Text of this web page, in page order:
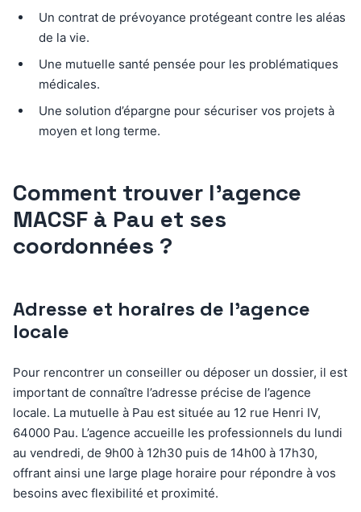
Un contrat de prévoyance protégeant contre les aléas
de la vie.
Une mutuelle santé pensée pour les problématiques
médicales.
Une solution d’épargne pour sécuriser vos projets à
moyen et long terme.
Comment trouver l’agence
MACSF à Pau et ses
coordonnées ?
Adresse et horaires de l’agence
locale
Pour rencontrer un conseiller ou déposer un dossier, il est
important de connaître l’adresse précise de l’agence
locale. La mutuelle à Pau est située au 12 rue Henri IV,
64000 Pau. L’agence accueille les professionnels du lundi
au vendredi, de 9h00 à 12h30 puis de 14h00 à 17h30,
offrant ainsi une large plage horaire pour répondre à vos
besoins avec flexibilité et proximité.